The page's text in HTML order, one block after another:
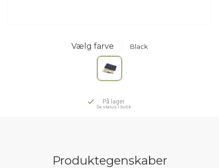
Vælg farve Black
På lager
Se status i butik
Produktegenskaber